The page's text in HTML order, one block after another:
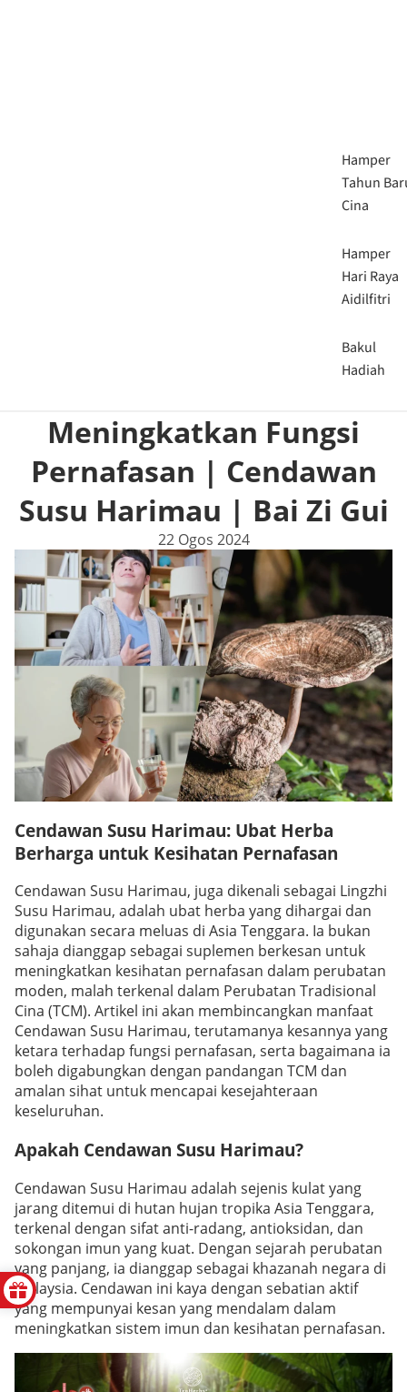
Hamper
Tahun
Cina
Hamper
Hari Raya
Aidilfitri
Bakul
Hadiah
Meningkatkan Fungsi
Pernafasan | Cendawan
Susu Harimau | Bai Zi Gui
22 Ogos 2024
Cendawan Susu Harimau: Ubat Herba
Berharga untuk Kesihatan Pernafasan
Cendawan Susu Harimau, juga dikenali sebagai Lingzhi
Susu Harimau, adalah ubat herba yang dihargai dan
digunakan secara meluas di Asia Tenggara. Ia bukan
sahaja dianggap sebagai suplemen berkesan untuk
meningkatkan kesihatan pernafasan dalam perubatan
moden, malah terkenal dalam Perubatan Tradisional
Cina (TCM). Artikel ini akan membincangkan manfaat
Cendawan Susu Harimau, terutamanya kesannya yang
ketara terhadap fungsi pernafasan, serta bagaimana ia
boleh digabungkan dengan pandangan TCM dan
amalan sihat untuk mencapai kesejahteraan
keseluruhan.
Apakah Cendawan Susu Harimau?
Cendawan Susu Harimau adalah sejenis kulat yang
jarang ditemui di hutan hujan tropika Asia Tenggara,
terkenal dengan sifat anti-radang, antioksidan, dan
sokongan imun yang kuat. Dengan sejarah perubatan
yang panjang, ia dianggap sebagai khazanah negara di
Malaysia. Cendawan ini kaya dengan sebatian aktif
yang mempunyai kesan yang mendalam dalam
meningkatkan sistem imun dan kesihatan pernafasan.